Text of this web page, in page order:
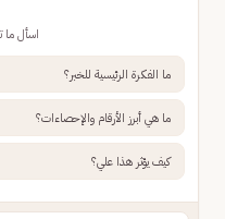
اسأل ما
ما الفكرة الرئيسية للخبر؟
ما هي أبرز الأرقام والإحصاءات؟
كيف يؤثر هذا علي؟